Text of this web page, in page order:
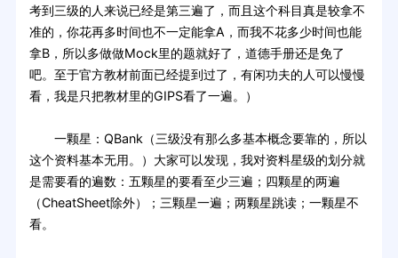
考到三级的人来说已经是第三遍了，而且这个科目真是较拿不
准的，你花再多时间也不一定能拿A，而我不花多少时间也能
拿B，所以多做做Mock里的题就好了，道德手册还是免了
吧。至于官方教材前面已经提到过了，有闲功夫的人可以慢慢
看，我是只把教材里的GIPS看了一遍。）
一颗星：QBank（三级没有那么多基本概念要靠的，所以
这个资料基本无用。）大家可以发现，我对资料星级的划分就
是需要看的遍数：五颗星的要看至少三遍；四颗星的两遍
（CheatSheet除外）；三颗星一遍；两颗星跳读；一颗星不
看。